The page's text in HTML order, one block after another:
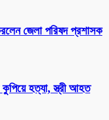
জেলা পরিষদ প্রশাসক
হত্যা, স্ত্রী আহত